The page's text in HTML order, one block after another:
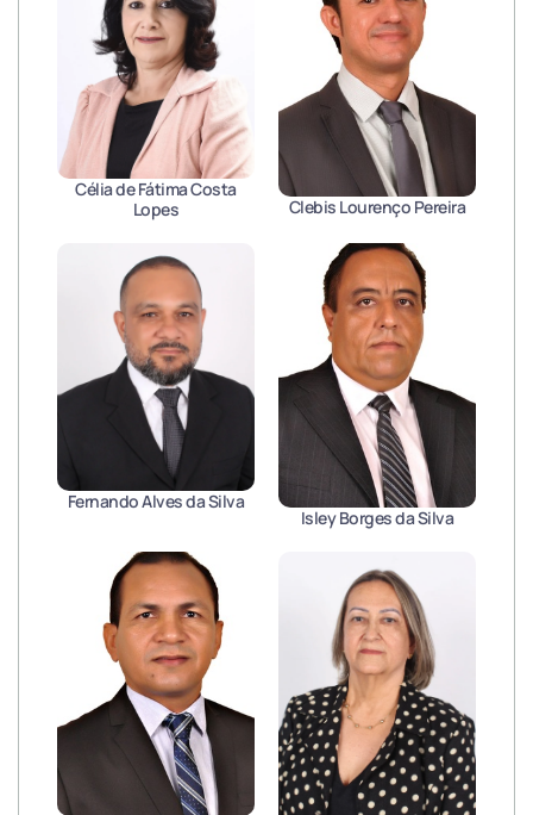
Célia de Fátima Costa
Lopes
Clebis Lourenço Pereira
Fernando Alves da Silva
Isley Borges da Silva